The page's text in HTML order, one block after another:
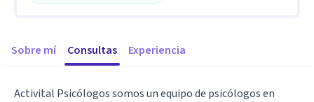
Sobre mí Consultas Experiencia
Activital Psicólogos somos un equipo de psicólogos en